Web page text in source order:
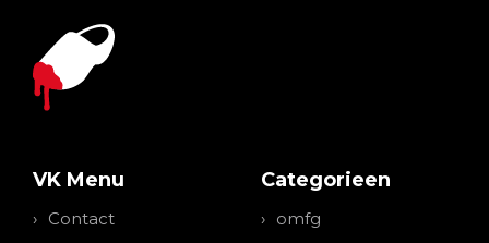
VK Menu
Contact
Categorieen
omfg